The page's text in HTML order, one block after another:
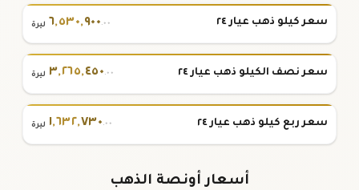
سعر كيلو ذهب عيار ٢٤ ٦,٥٣٠,٩٠٠.٠٠ ليرة
سعر نصف الكيلو ذهب عيار ٢٤ ٣,٢٦٥,٤٥٠.٠٠ ليرة
سعر ربع كيلو ذهب عيار ٢٤ ١,٦٣٢,٧٣٠.٠٠ ليرة
أسعار أونصة الذهب